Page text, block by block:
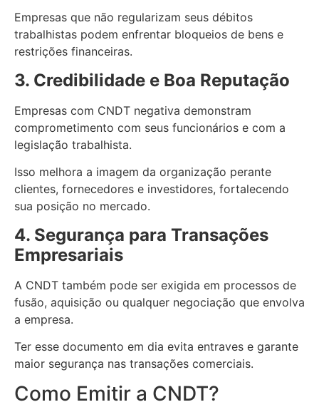
Empresas que não regularizam seus débitos
trabalhistas podem enfrentar bloqueios de bens e
restrições financeiras.
3. Credibilidade e Boa Reputação
Empresas com CNDT negativa demonstram
comprometimento com seus funcionários e com a
legislação trabalhista.
Isso melhora a imagem da organização perante
clientes, fornecedores e investidores, fortalecendo
sua posição no mercado.
4. Segurança para Transações
Empresariais
A CNDT também pode ser exigida em processos de
fusão, aquisição ou qualquer negociação que envolva
a empresa.
Ter esse documento em dia evita entraves e garante
maior segurança nas transações comerciais.
Como Emitir a CNDT?